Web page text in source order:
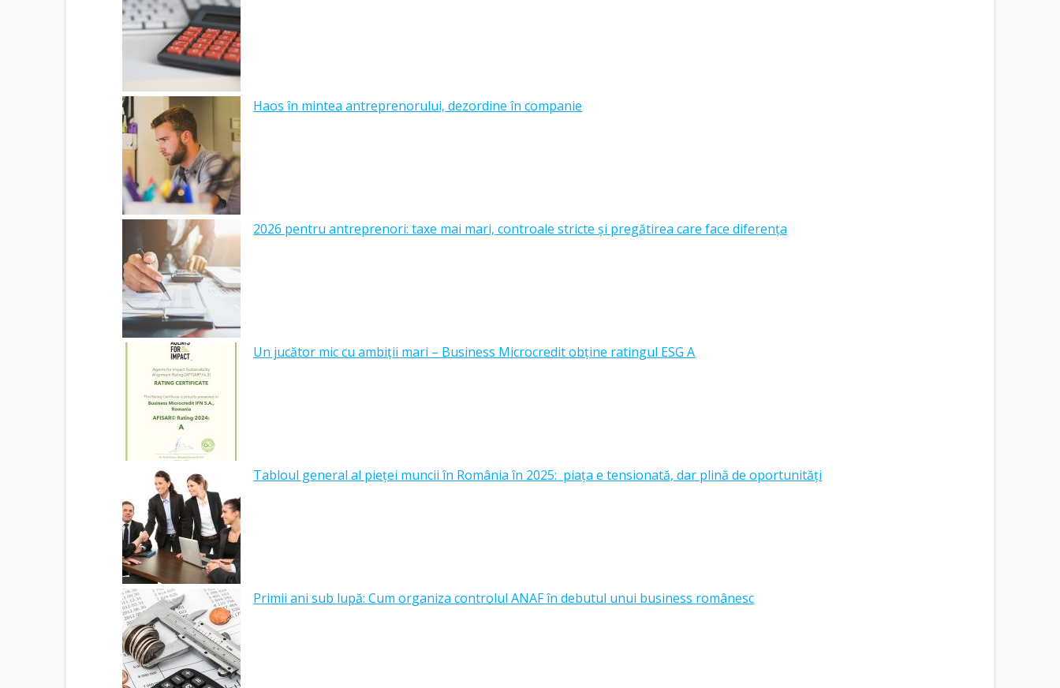
Haos în mintea antreprenorului, dezordine în companie
2026 pentru antreprenori: taxe mai mari, controale stricte și pregătirea care face diferența
Un jucător mic cu ambiții mari – Business Microcredit obține ratingul ESG A
Tabloul general al pieței muncii în România în 2025: piața e tensionată, dar plină de oportunități
Primii ani sub lupă: Cum organiza controlul ANAF în debutul unui business românesc